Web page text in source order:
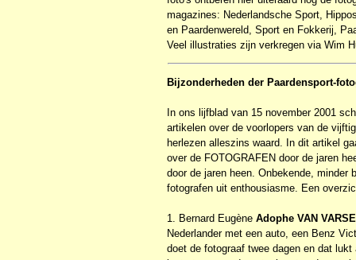
magazines: Nederlandsche Sport,
en Paardenwereld, Sport en Fokkerij,
Veel illustraties zijn verkregen via Wim
Bijzonderheden der Paardensport-
In ons lijfblad van 15 november 2001
artikelen over de voorlopers van de
herlezen alleszins waard. In dit artikel
over de FOTOGRAFEN door de jaren
door de jaren heen. Onbekende, minder
fotografen uit enthousiasme. Een
1. Bernard EugèneAdophe VAN
Nederlander met een auto, een Benz
doet de fotograaf twee dagen en dat